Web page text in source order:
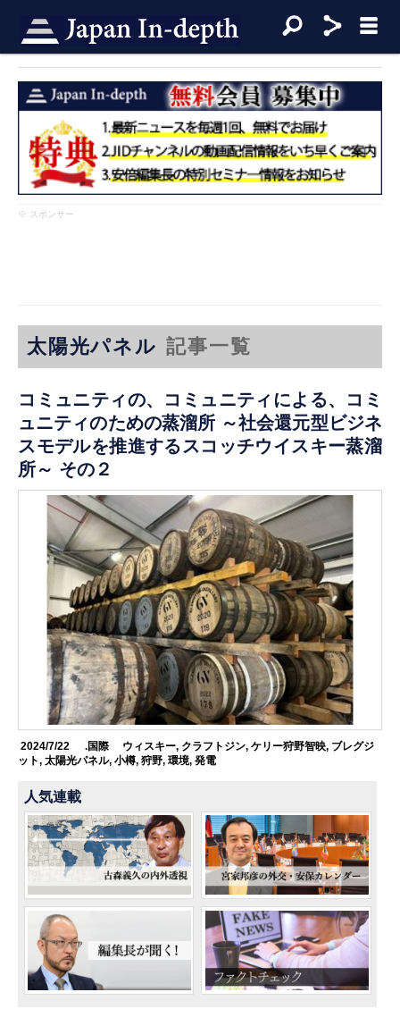
※ スポンサー
太陽光パネル 記事一覧
コミュニティの、コミュニティによる、コミ
ュニティのための蒸溜所 ～社会還元型ビジネ
スモデルを推進するスコッチウイスキー蒸溜
所～ その２
2024/7/22 .国際 ウィスキー, クラフトジン, ケリー狩野智映, ブレグジ
ット,太陽光パネル,小樽,狩野,環境,発電
人気連載